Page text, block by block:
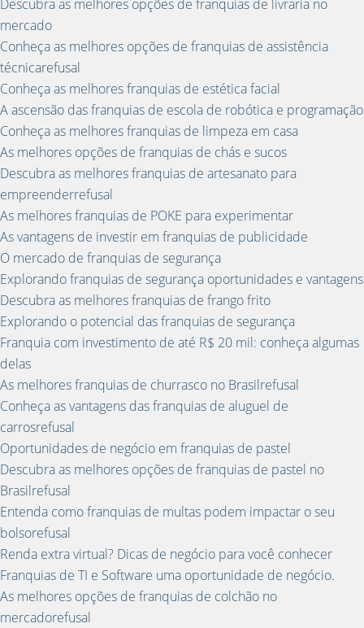
Descubra as melhores opções de franquias de livraria no
mercado
Conheça as melhores opções de franquias de assistência
técnicarefusal
Conheça as melhores franquias de estética facial
A ascensão das franquias de escola de robótica e programação
Conheça as melhores franquias de limpeza em casa
As melhores opções de franquias de chás e sucos
Descubra as melhores franquias de artesanato para
empreenderrefusal
As melhores franquias de POKE para experimentar
As vantagens de investir em franquias de publicidade
O mercado de franquias de segurança
Explorando franquias de segurança oportunidades e vantagens
Descubra as melhores franquias de frango frito
Explorando o potencial das franquias de segurança
Franquia com investimento de até R$ 20 mil: conheça algumas
delas
As melhores franquias de churrasco no Brasilrefusal
Conheça as vantagens das franquias de aluguel de
carrosrefusal
Oportunidades de negócio em franquias de pastel
Descubra as melhores opções de franquias de pastel no
Brasilrefusal
Entenda como franquias de multas podem impactar o seu
bolsorefusal
Renda extra virtual? Dicas de negócio para você conhecer
Franquias de TI e Software uma oportunidade de negócio.
As melhores opções de franquias de colchão no
mercadorefusal